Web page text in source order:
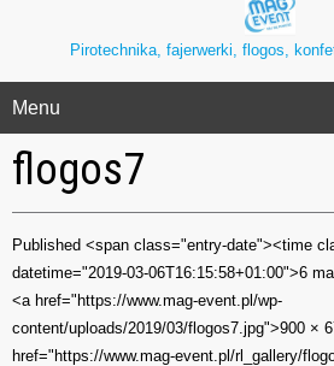
Pirotechnika, fajerwerki, flogos,
Menu
flogos7
Published <span class="entry-date"><time
datetime="2019-03-06T16:15:58+01:00">6
<a href="https://www.mag-event.pl/wp-
content/uploads/2019/03/flogos7.jpg">900 ×
href="https://www.mag-event.pl/rl_gallery/